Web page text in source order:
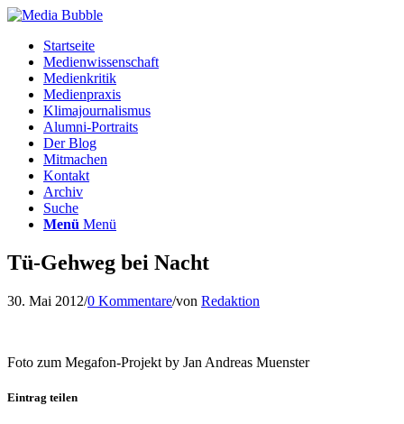
Startseite
Medienwissenschaft
Medienkritik
Medienpraxis
Klimajournalismus
Alumni-Portraits
Der Blog
Mitmachen
Kontakt
Archiv
Suche
Menü Menü
Tü-Gehweg bei Nacht
30. Mai 2012/0 Kommentare/von Redaktion
Foto zum Megafon-Projekt by Jan Andreas Muenster
Eintrag teilen